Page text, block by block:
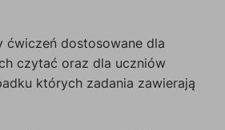
ćwiczeń dostosowane dla
czytać oraz dla uczniów
których zadania zawierają